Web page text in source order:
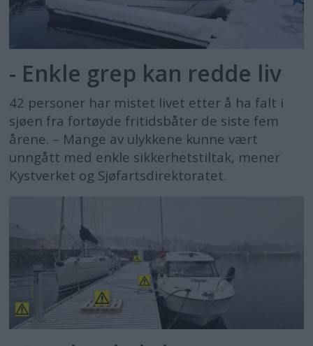
- Enkle grep kan redde liv
42 personer har mistet livet etter å ha falt i
sjøen fra fortøyde fritidsbåter de siste fem
årene. – Mange av ulykkene kunne vært
unngått med enkle sikkerhetstiltak, mener
Kystverket og Sjøfartsdirektoratet.